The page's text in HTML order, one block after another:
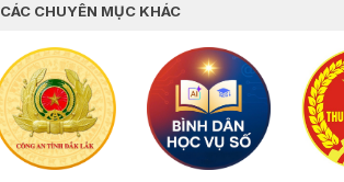
CÁC CHUYÊN MỤC KHÁC